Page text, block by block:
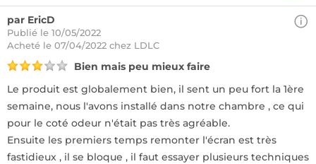
par EricD
Publié le 10/05/2022
Acheté le 07/04/2022 chez LDLC
Bien mais peu mieux faire
Le produit est globalement bien, il sent un peu fort la 1ère
semaine, nous l'avons installé dans notre chambre , ce qui
pour le coté odeur n'était pas très agréable.
Ensuite les premiers temps remonter l'écran est très
fastidieux , il se bloque , il faut essayer plusieurs techniques